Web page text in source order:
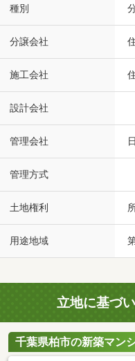
種別
分譲会社
施工会社
設計会社
管理会社
管理方式
土地権利
用途地域
立地に基づ
千葉県柏市の新築マン